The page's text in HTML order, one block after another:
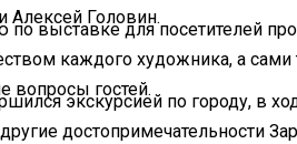
Головин.
по выставке для посетителей
каждого художника, а
вопросы гостей.
экскурсией по городу, в
достопримечательности